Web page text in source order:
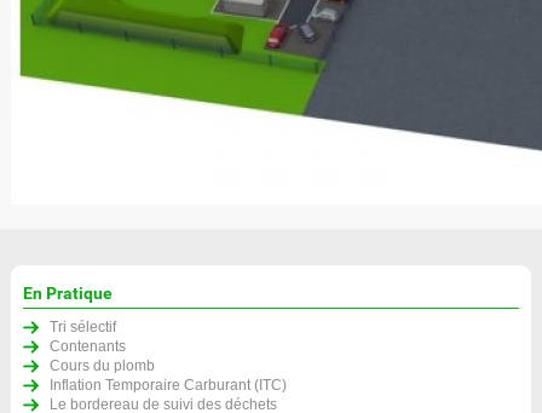
En Pratique
Tri sélectif
Contenants
Cours du plomb
Inflation Temporaire Carburant (ITC)
Le bordereau de suivi des déchets